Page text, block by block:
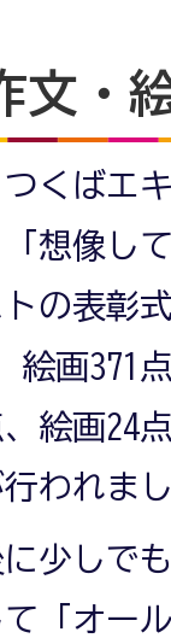
文・
くばエ
想像し
の表彰
絵画371
絵画24
われま
少しで
「オー